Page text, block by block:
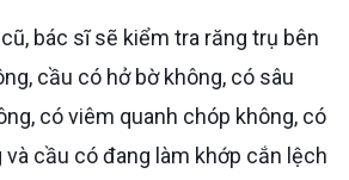
cầu có hở bờ không, có sâu
có viêm quanh chóp không, có
cầu có đang làm khớp cắn lệch